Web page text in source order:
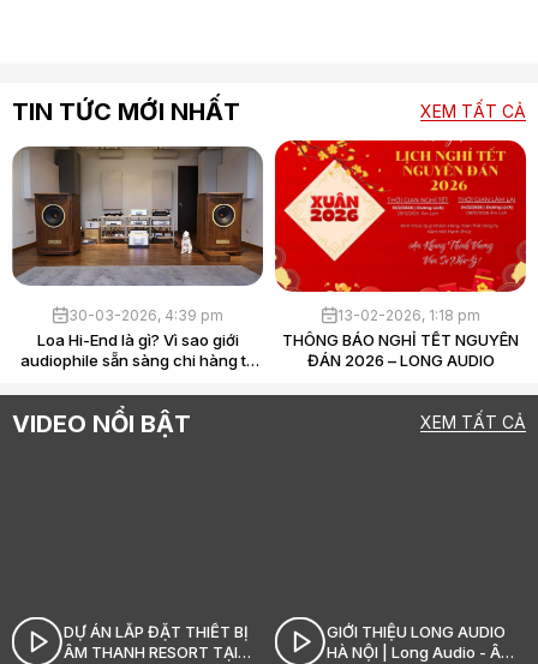
TIN TỨC MỚI NHẤT XEM TẤT CẢ
30-03-2026, 4:39 pm
Loa Hi-End là gì? Vì sao giới
audiophile sẵn sàng chi hàng tỷ
13-02-2026, 1:18 pm
THÔNG BÁO NGHỈ TẾT NGUYÊN
ĐÁN 2026 – LONG AUDIO
VIDEO NỔI BẬT XEM TẤT CẢ
DỰ ÁN LẮP ĐẶT THIẾT BỊ
ÂM THANH RESORT TẠI
GIỚI THIỆU LONG AUDIO
HÀ NỘI | Long Audio - Âm